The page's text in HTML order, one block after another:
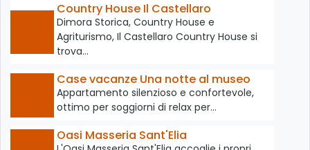
Country House Il Castellaro
Dimora Storica, Country House e
Agriturismo, Il Castellaro Country House si
trova…
Case vacanze Una notte al museo
Appartamento silenzioso e confortevole,
ottimo per soggiorni di relax per…
Oasi Masseria Sant'Elia